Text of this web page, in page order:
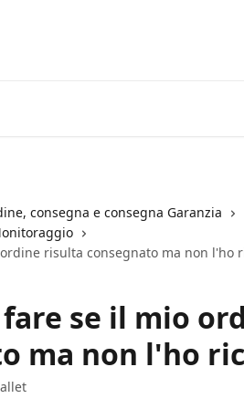
consegna e consegna Garanzia
risulta consegnato ma non l'ho
fare se il mio
ma non l'ho